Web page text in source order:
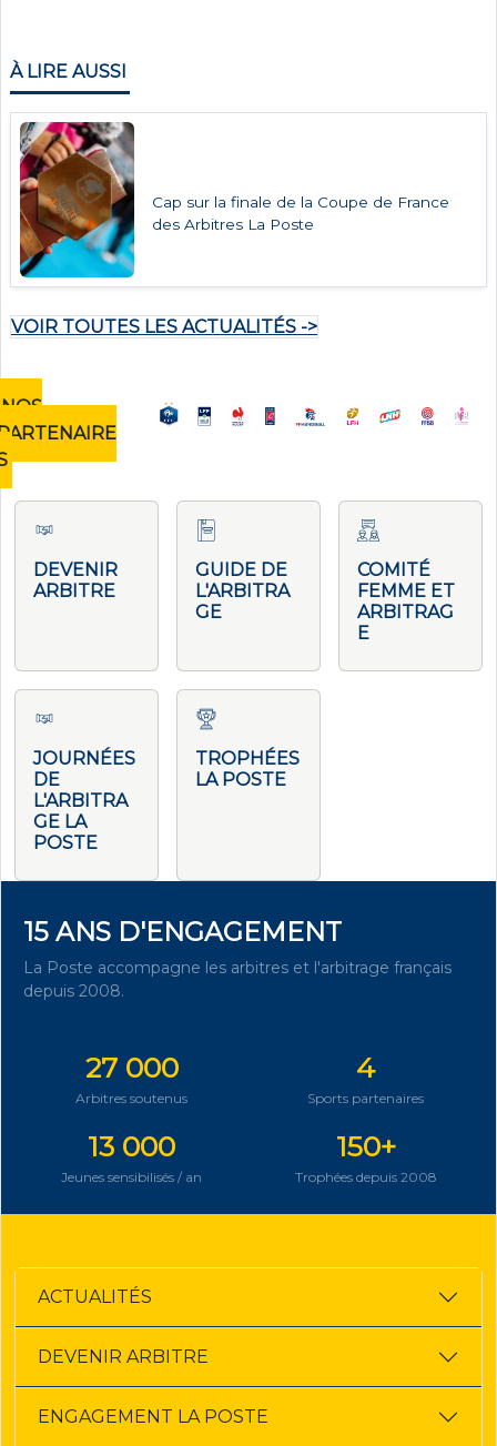
À LIRE AUSSI
Cap sur la finale de la Coupe de France
des Arbitres La Poste
VOIR TOUTES LES ACTUALITÉS ->
NOS
DEVENIR
ARBITRE
GUIDE DE
L'ARBITRA
GE
COMITÉ
FEMME ET
ARBITRAG
E
JOURNÉES
DE
L'ARBITRA
GE LA
POSTE
TROPHÉES
LA POSTE
15 ANS D'ENGAGEMENT
La Poste accompagne les arbitres et l'arbitrage français
depuis 2008.
27 000
Arbitres soutenus
4
Sports partenaires
13 000
Jeunes sensibilisés / an
150+
Trophées depuis 2008
ACTUALITÉS
DEVENIR ARBITRE
ENGAGEMENT LA POSTE